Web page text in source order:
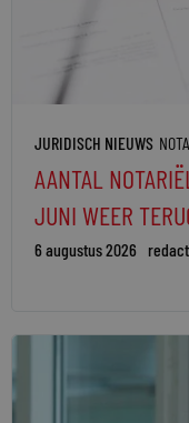
JURIDISCH NIEUWS
AANTAL
JUNI WEER
6 augustus 2026